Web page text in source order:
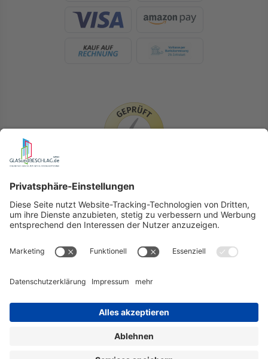
HerstellerBeratungFAQGlossarKontaktNewsletterTEAM
Widerruf
Lieferung & Versandkosten